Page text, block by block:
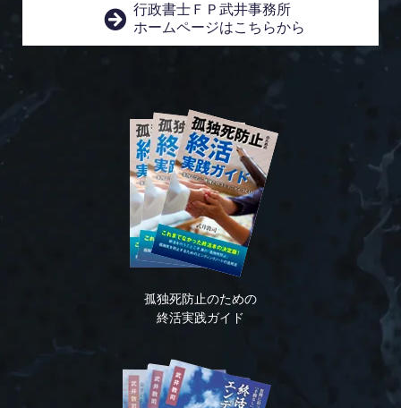
行政書士ＦＰ武井事務所
ホームページはこちらから
孤独死防止のための
終活実践ガイド